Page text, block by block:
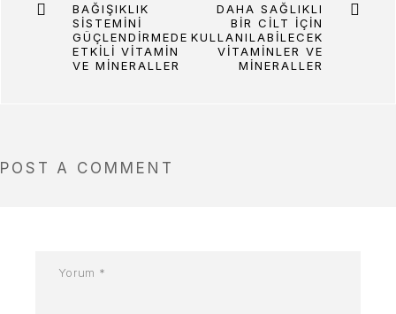
BAĞIŞIKLIK
SISTEMINI
GÜÇLENDIRMEDE
ETKILI VITAMIN
VE MINERALLER
DAHA SAĞLIKLI
BIR CILT İÇIN
KULLANILABILECEK
VITAMINLER VE
MINERALLER
POST A COMMENT